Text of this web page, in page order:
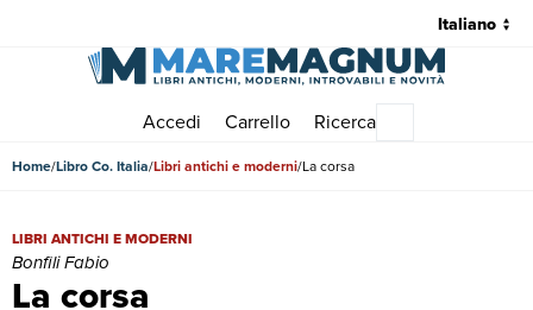
Accedi Carrello Ricerca
Home Libro Co. Italia Libri antichi e moderni La corsa
La corsa
La corsa | Libri antichi e moderni | Bonfili Fabio
LIBRI ANTICHI E MODERNI
Bonfili Fabio